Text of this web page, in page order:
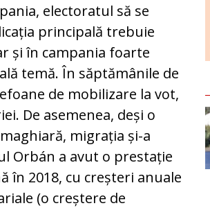
electoratul să se
principală trebuie
și în campania foarte
temă. În săptămânile de
de mobilizare la vot,
De asemenea, deși o
migrația și-a
Orbán a avut o prestație
în 2018, cu creșteri anuale
(o creștere de